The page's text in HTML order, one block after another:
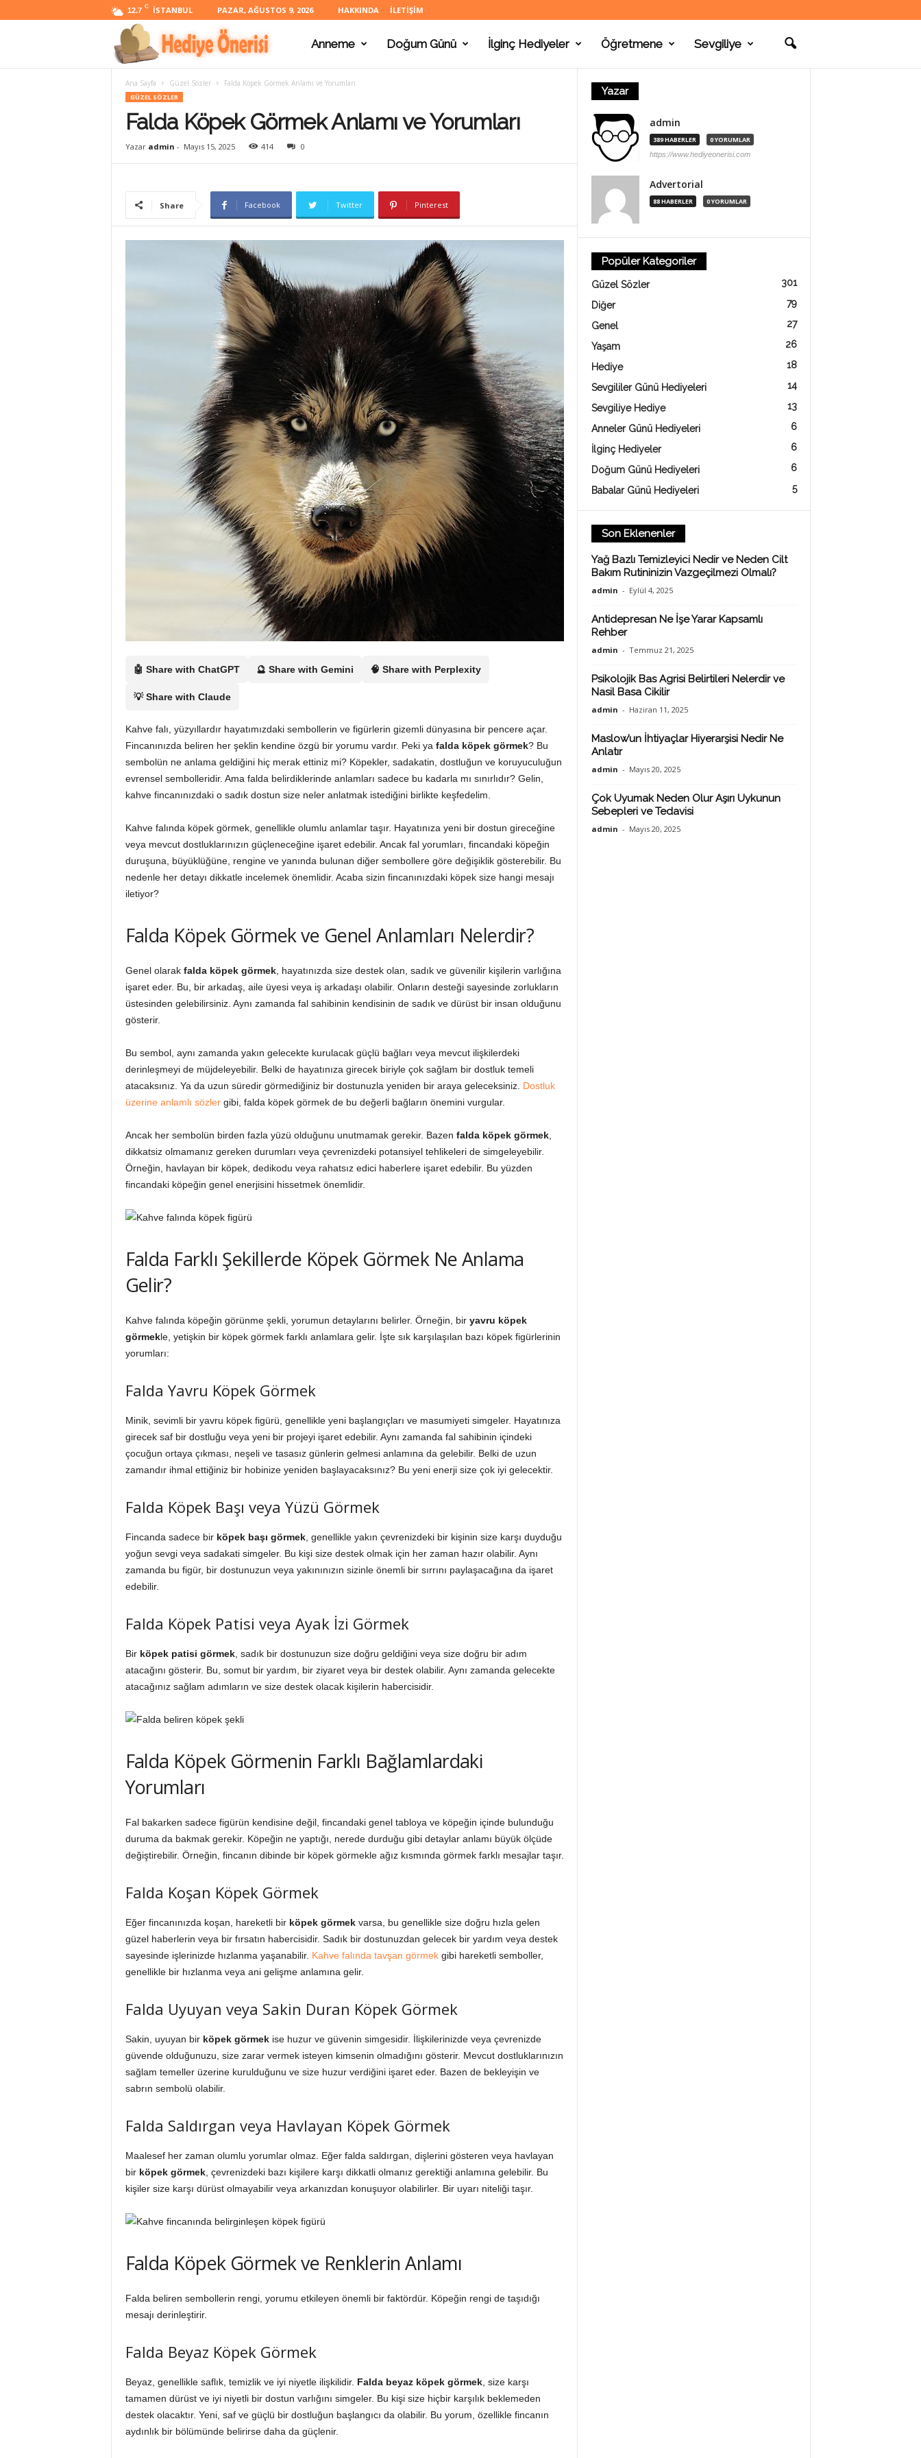
12.7 C İSTANBUL PAZAR, AĞUSTOS 9, 2026 HAKKINDA İLETIŞIM
e
Ö
n
e
i
s
Anneme Doğum Günü İlginç Hediyeler Öğretmene Sevgiliye
Ana Sayfa Güzel Sözler Falda Köpek Görmek Anlamı ve Yorumları
GÜZEL SÖZLER
Falda Köpek Görmek Anlamı ve Yorumları
Yazar admin - Mayıs 15, 2025 414 0
Share Facebook Twitter Pinterest
🤖 Share with ChatGPT 🔮 Share with Gemini 🧠 Share with Perplexity
💡 Share with Claude
Kahve falı, yüzyıllardır hayatımızdaki sembollerin ve figürlerin gizemli dünyasına bir pencere açar.
Fincanınızda beliren her şeklin kendine özgü bir yorumu vardır. Peki ya falda köpek görmek? Bu
sembolün ne anlama geldiğini hiç merak ettiniz mi? Köpekler, sadakatin, dostluğun ve koruyuculuğun
evrensel sembolleridir. Ama falda belirdiklerinde anlamları sadece bu kadarla mı sınırlıdır? Gelin,
kahve fincanınızdaki o sadık dostun size neler anlatmak istediğini birlikte keşfedelim.
Kahve falında köpek görmek, genellikle olumlu anlamlar taşır. Hayatınıza yeni bir dostun gireceğine
veya mevcut dostluklarınızın güçleneceğine işaret edebilir. Ancak fal yorumları, fincandaki köpeğin
duruşuna, büyüklüğüne, rengine ve yanında bulunan diğer sembollere göre değişiklik gösterebilir. Bu
nedenle her detayı dikkatle incelemek önemlidir. Acaba sizin fincanınızdaki köpek size hangi mesajı
iletiyor?
Falda Köpek Görmek ve Genel Anlamları Nelerdir?
Genel olarak falda köpek görmek, hayatınızda size destek olan, sadık ve güvenilir kişilerin varlığına
işaret eder. Bu, bir arkadaş, aile üyesi veya iş arkadaşı olabilir. Onların desteği sayesinde zorlukların
üstesinden gelebilirsiniz. Aynı zamanda fal sahibinin kendisinin de sadık ve dürüst bir insan olduğunu
gösterir.
Bu sembol, aynı zamanda yakın gelecekte kurulacak güçlü bağları veya mevcut ilişkilerdeki
derinleşmeyi de müjdeleyebilir. Belki de hayatınıza girecek biriyle çok sağlam bir dostluk temeli
atacaksınız. Ya da uzun süredir görmediğiniz bir dostunuzla yeniden bir araya geleceksiniz. Dostluk
üzerine anlamlı sözlergibi, falda köpek görmek de bu değerli bağların önemini vurgular.
Ancak her sembolün birden fazla yüzü olduğunu unutmamak gerekir. Bazen falda köpek görmek,
dikkatsiz olmamanız gereken durumları veya çevrenizdeki potansiyel tehlikeleri de simgeleyebilir.
Örneğin, havlayan bir köpek, dedikodu veya rahatsız edici haberlere işaret edebilir. Bu yüzden
fincandaki köpeğin genel enerjisini hissetmek önemlidir.
Falda Farklı Şekillerde Köpek Görmek Ne Anlama
Gelir?
Kahve falında köpeğin görünme şekli, yorumun detaylarını belirler. Örneğin, bir yavru köpek
görmekle, yetişkin bir köpek görmek farklı anlamlara gelir. İşte sık karşılaşılan bazı köpek figürlerinin
yorumları:
Falda Yavru Köpek Görmek
Minik, sevimli bir yavru köpek figürü, genellikle yeni başlangıçları ve masumiyeti simgeler. Hayatınıza
girecek saf bir dostluğu veya yeni bir projeyi işaret edebilir. Aynı zamanda fal sahibinin içindeki
çocuğun ortaya çıkması, neşeli ve tasasız günlerin gelmesi anlamına da gelebilir. Belki de uzun
zamandır ihmal ettiğiniz bir hobinize yeniden başlayacaksınız? Bu yeni enerji size çok iyi gelecektir.
Falda Köpek Başı veya Yüzü Görmek
Fincanda sadece bir köpek başı görmek, genellikle yakın çevrenizdeki bir kişinin size karşı duyduğu
yoğun sevgi veya sadakati simgeler. Bu kişi size destek olmak için her zaman hazır olabilir. Aynı
zamanda bu figür, bir dostunuzun veya yakınınızın sizinle önemli bir sırrını paylaşacağına da işaret
edebilir.
Falda Köpek Patisi veya Ayak İzi Görmek
Bir köpek patisi görmek, sadık bir dostunuzun size doğru geldiğini veya size doğru bir adım
atacağını gösterir. Bu, somut bir yardım, bir ziyaret veya bir destek olabilir. Aynı zamanda gelecekte
atacağınız sağlam adımların ve size destek olacak kişilerin habercisidir.
Falda Köpek Görmenin Farklı Bağlamlardaki
Yorumları
Fal bakarken sadece figürün kendisine değil, fincandaki genel tabloya ve köpeğin içinde bulunduğu
duruma da bakmak gerekir. Köpeğin ne yaptığı, nerede durduğu gibi detaylar anlamı büyük ölçüde
değiştirebilir. Örneğin, fincanın dibinde bir köpek görmekle ağız kısmında görmek farklı mesajlar taşır.
Falda Koşan Köpek Görmek
Eğer fincanınızda koşan, hareketli bir köpek görmekvarsa, bu genellikle size doğru hızla gelen
güzel haberlerin veya bir fırsatın habercisidir. Sadık bir dostunuzdan gelecek bir yardım veya destek
sayesinde işlerinizde hızlanma yaşanabilir. Kahve falında tavşan görmekgibi hareketli semboller,
genellikle bir hızlanma veya ani gelişme anlamına gelir.
Falda Uyuyan veya Sakin Duran Köpek Görmek
Sakin, uyuyan bir köpek görmekise huzur ve güvenin simgesidir. İlişkilerinizde veya çevrenizde
güvende olduğunuzu, size zarar vermek isteyen kimsenin olmadığını gösterir. Mevcut dostluklarınızın
sağlam temeller üzerine kurulduğunu ve size huzur verdiğini işaret eder. Bazen de bekleyişin ve
sabrın sembolü olabilir.
Falda Saldırgan veya Havlayan Köpek Görmek
Maalesef her zaman olumlu yorumlar olmaz. Eğer falda saldırgan, dişlerini gösteren veya havlayan
bir köpek görmek, çevrenizdeki bazı kişilere karşı dikkatli olmanız gerektiği anlamına gelebilir. Bu
kişiler size karşı dürüst olmayabilir veya arkanızdan konuşuyor olabilirler. Bir uyarı niteliği taşır.
Falda Köpek Görmek ve Renklerin Anlamı
Falda beliren sembollerin rengi, yorumu etkileyen önemli bir faktördür. Köpeğin rengi de taşıdığı
mesajı derinleştirir.
Falda Beyaz Köpek Görmek
Beyaz, genellikle saflık, temizlik ve iyi niyetle ilişkilidir. Falda beyaz köpek görmek, size karşı
tamamen dürüst ve iyi niyetli bir dostun varlığını simgeler. Bu kişi size hiçbir karşılık beklemeden
destek olacaktır. Yeni, saf ve güçlü bir dostluğun başlangıcı da olabilir. Bu yorum, özellikle fincanın
aydınlık bir bölümünde belirirse daha da güçlenir.
Yazar
admin
389 HABERLER 0 YORUMLAR
https://www.hediyeonerisi.com
Advertorial
88 HABERLER 0 YORUMLAR
Popüler Kategoriler
Güzel Sözler 301
Diğer 79
Genel 27
Yaşam 26
Hediye 18
Sevgililer Günü Hediyeleri 14
Sevgiliye Hediye 13
Anneler Günü Hediyeleri 6
İlginç Hediyeler 6
Doğum Günü Hediyeleri 6
Babalar Günü Hediyeleri 5
Son Eklenenler
Yağ Bazlı Temizleyici Nedir ve Neden Cilt
Bakım Rutininizin Vazgeçilmezi Olmalı?
admin - Eylül 4, 2025
Antidepresan Ne İşe Yarar Kapsamlı
Rehber
admin - Temmuz 21, 2025
Psikolojik Bas Agrisi Belirtileri Nelerdir ve
Nasil Basa Cikilir
admin - Haziran 11, 2025
Maslow’un İhtiyaçlar Hiyerarşisi Nedir Ne
Anlatır
admin - Mayıs 20, 2025
Çok Uyumak Neden Olur Aşırı Uykunun
Sebepleri ve Tedavisi
admin - Mayıs 20, 2025